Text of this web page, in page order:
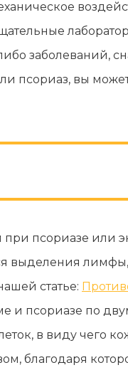
заболеваний,
псориаз, вы
псориазе или
выделения
статье:
и псориазе по
в виду чего
благодаря